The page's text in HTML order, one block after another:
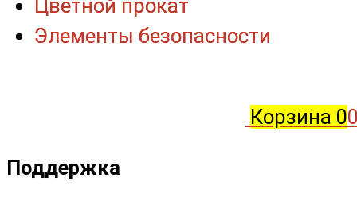
Корзина 0
Поддержка
Цветной прокат
Элементы безопасности
Цветной прокат
Элементы безопасности